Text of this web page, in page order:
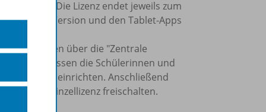
Schüler). Die Lizenz endet jeweils zum
Online-Version und den Tablet-Apps
über die "Zentrale
So müssen die Schülerinnen und
Gruppe einrichten. Anschließend
BiBox-Einzellizenz freischalten.